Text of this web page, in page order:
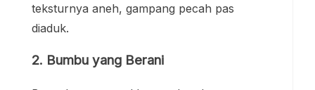
teksturnya aneh, gampang pecah pas
diaduk.
2. Bumbu yang Berani